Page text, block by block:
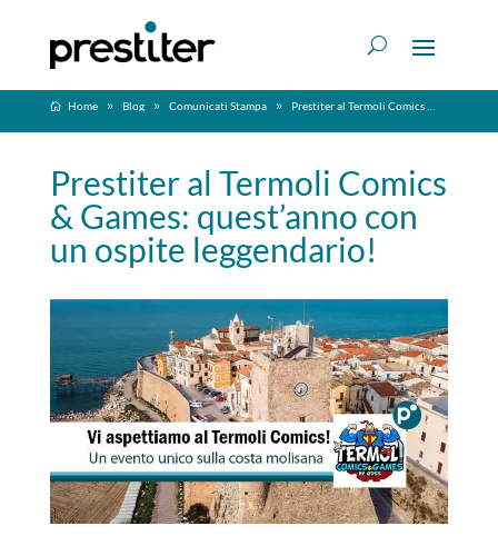
Home Blog Comunicati Stampa Prestiter al Termoli Comics & Games: quest’anno con un ospite leggendario!
Prestiter al Termoli Comics
& Games: quest’anno con
un ospite leggendario!